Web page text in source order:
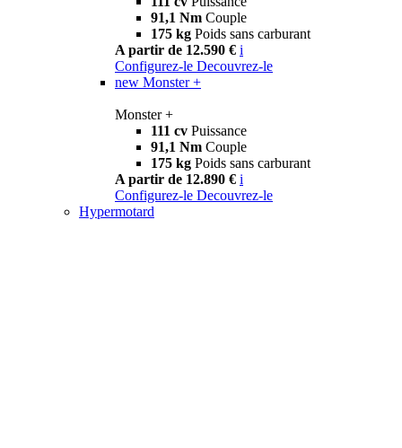
91,1 Nm Couple
175 kg Poids sans carburant
A partir de 12.590 € i
Configurez-le Decouvrez-le
new Monster +
Monster +
111 cv Puissance
91,1 Nm Couple
175 kg Poids sans carburant
A partir de 12.890 € i
Configurez-le Decouvrez-le
Hypermotard